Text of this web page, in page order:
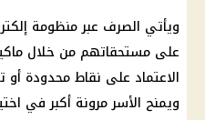
ويأتي الصرف عبر منظومة
على مستحقاتهم من خلال
الاعتماد على نقاط محدودة
ويمنح الأسر مرونة أكبر في